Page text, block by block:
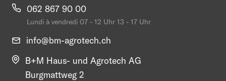
062 867 90 00
Lundi à vendredi 07 - 12 Uhr 13 - 17 Uhr
info@bm-agrotech.ch
B+M Haus- und Agrotech AG
Burgmattweg 2